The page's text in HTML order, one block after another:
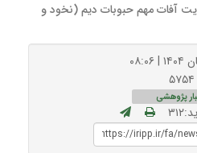
آفات مهم حبوبات دیم (نخود و
پژوهشی